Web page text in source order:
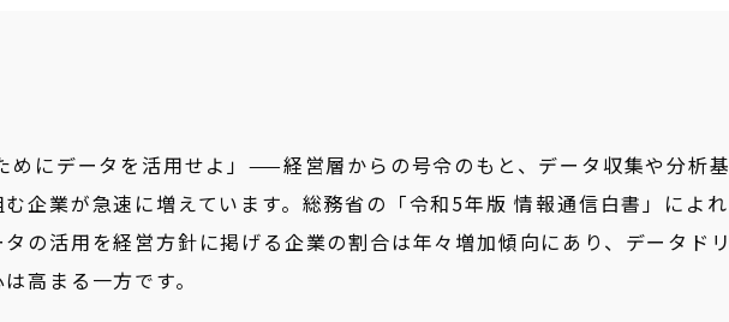
めにデータを活用せよ」——経営層からの号令のもと、データ収集や分析基
企業が急速に増えています。総務省の「令和5年版 情報通信白書」によれ
の活用を経営方針に掲げる企業の割合は年々増加傾向にあり、データドリ
高まる一方です。